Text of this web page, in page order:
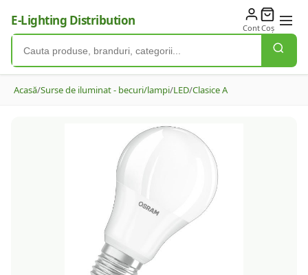
E-Lighting Distribution ContCoș
Acasă/Surse de iluminat - becuri/lampi/LED/Clasice A